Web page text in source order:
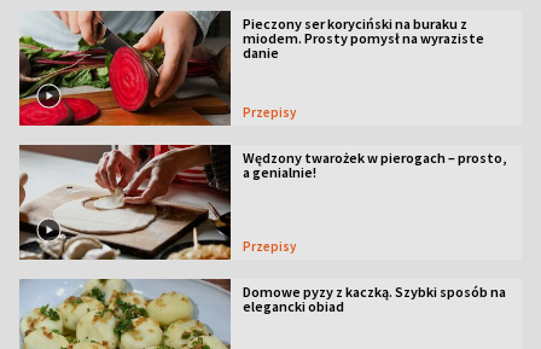
Pieczony ser koryciński na buraku z
miodem. Prosty pomysł na wyraziste
danie
Przepisy
Wędzony twarożek w pierogach – prosto,
a genialnie!
Przepisy
Domowe pyzy z kaczką. Szybki sposób na
elegancki obiad